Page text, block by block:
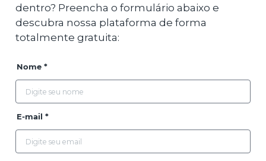
dentro? Preencha o formulário abaixo e
descubra nossa plataforma de forma
totalmente gratuita:
Nome *
E-mail *